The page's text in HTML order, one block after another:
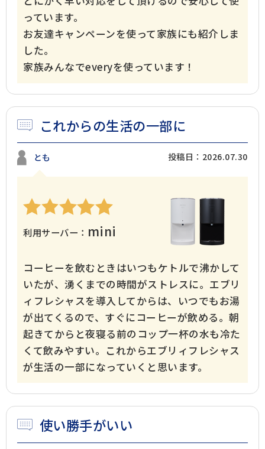
っています。
お友達キャンペーンを使って家族にも紹介しま
した。
家族みんなでeveryを使っています！
これからの生活の一部に
とも 投稿日：2026.07.30
利用サーバー： mini
コーヒーを飲むときはいつもケトルで沸かして
いたが、湧くまでの時間がストレスに。エブリ
ィフレシャスを導入してからは、いつでもお湯
が出てくるので、すぐにコーヒーが飲める。朝
起きてからと夜寝る前のコップ一杯の水も冷た
くて飲みやすい。これからエブリィフレシャス
が生活の一部になっていくと思います。
使い勝手がいい